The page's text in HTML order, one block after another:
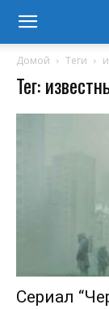
Домой Теги
Тег:
Сериал